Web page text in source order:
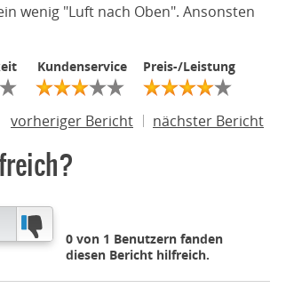
wenig "Luft nach Oben". Ansonsten
Kundenservice Preis-/Leistung
vorheriger Bericht nächster Bericht
0 von 1 Benutzern fanden
diesen Bericht hilfreich.